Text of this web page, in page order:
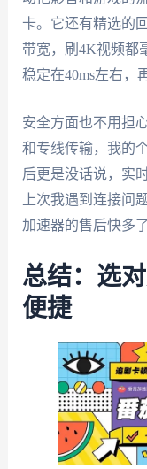
卡。它还有精选的
带宽，刷4K视频都
稳定在40ms左右，
安全方面也不用担心
和专线传输，我的
后更是没话说，实
上次我遇到连接问
加速器的售后快多了
总结：选
便捷